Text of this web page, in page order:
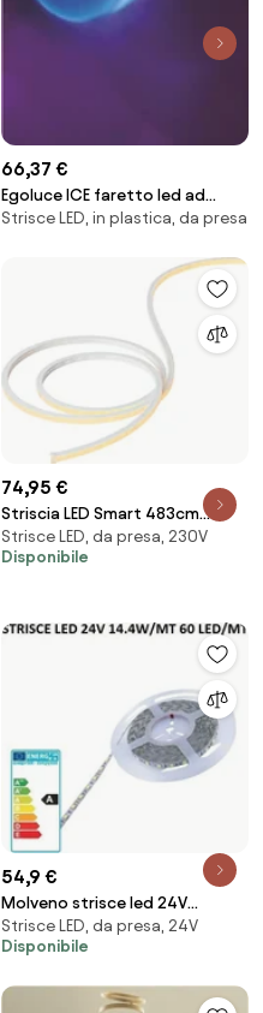
66,37 €
Egoluce ICE faretto led ad
incasso tondo blu
Strisce LED, in plastica, da presa
74,95 €
Striscia LED Smart 483cm
Dimmerabile in Kelvin - Pannello
Murale Acustico
Strisce LED, da presa, 230V
Disponibile
54,9 €
Molveno strisce led 24V
14,4W/MT 60 led/MT 3000K
IP20
Strisce LED, da presa, 24V
Disponibile